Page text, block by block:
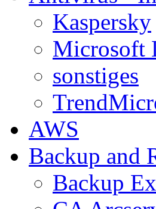
Kaspersky
Microsoft
sonstiges
AWS
Backup and
Backup